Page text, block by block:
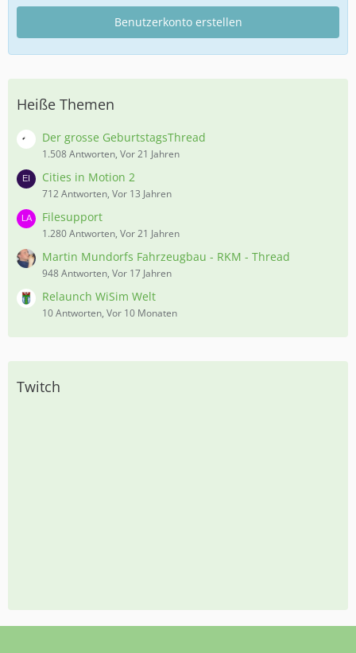
Benutzerkonto erstellen
Heiße Themen
Der grosse GeburtstagsThread
1.508 Antworten, Vor 21 Jahren
Cities in Motion 2
712 Antworten, Vor 13 Jahren
Filesupport
1.280 Antworten, Vor 21 Jahren
Martin Mundorfs Fahrzeugbau - RKM - Thread
948 Antworten, Vor 17 Jahren
Relaunch WiSim Welt
10 Antworten, Vor 10 Monaten
Twitch